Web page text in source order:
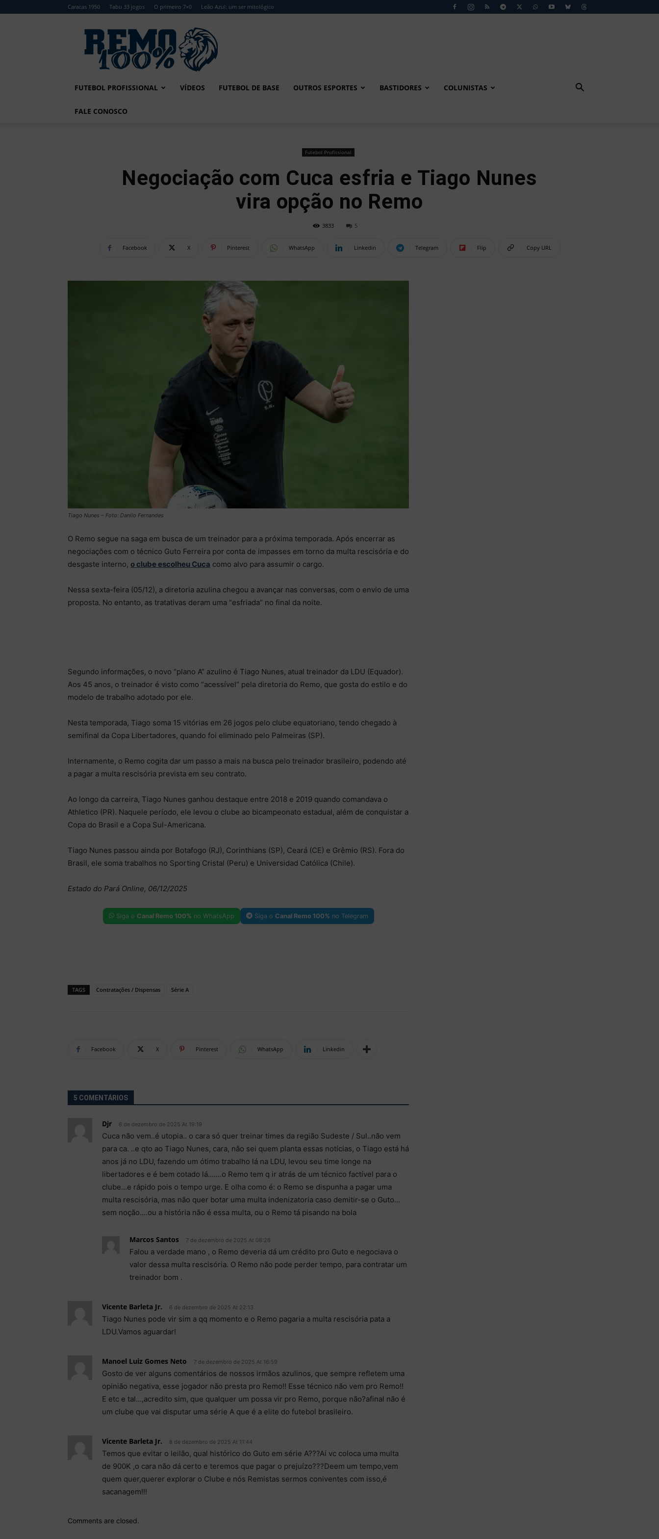
Caracas 1950 Tabu 33 jogos O primeiro 7×0 Leão Azul: um ser mitológico
Remo
FUTEBOL PROFISSIONAL VÍDEOS FUTEBOL DE BASE OUTROS ESPORTES BASTIDORES COLUNISTAS
FALE CONOSCO
Futebol Profissional
Negociação com Cuca esfria e Tiago Nunes
vira opção no Remo
3833 5
Facebook X Pinterest WhatsApp Linkedin Telegram Flip Copy URL
Tiago Nunes – Foto: Danilo Fernandes
O Remo segue na saga em busca de um treinador para a próxima temporada. Após encerrar as
negociações com o técnico Guto Ferreira por conta de impasses em torno da multa rescisória e do
desgaste interno, o clube escolheu Cuca como alvo para assumir o cargo.
Nessa sexta-feira (05/12), a diretoria azulina chegou a avançar nas conversas, com o envio de uma
proposta. No entanto, as tratativas deram uma “esfriada” no final da noite.
Segundo informações, o novo “plano A” azulino é Tiago Nunes, atual treinador da LDU (Equador).
Aos 45 anos, o treinador é visto como “acessível” pela diretoria do Remo, que gosta do estilo e do
modelo de trabalho adotado por ele.
Nesta temporada, Tiago soma 15 vitórias em 26 jogos pelo clube equatoriano, tendo chegado à
semifinal da Copa Libertadores, quando foi eliminado pelo Palmeiras (SP).
Internamente, o Remo cogita dar um passo a mais na busca pelo treinador brasileiro, podendo até
a pagar a multa rescisória prevista em seu contrato.
Ao longo da carreira, Tiago Nunes ganhou destaque entre 2018 e 2019 quando comandava o
Athletico (PR). Naquele período, ele levou o clube ao bicampeonato estadual, além de conquistar a
Copa do Brasil e a Copa Sul-Americana.
Tiago Nunes passou ainda por Botafogo (RJ), Corinthians (SP), Ceará (CE) e Grêmio (RS). Fora do
Brasil, ele soma trabalhos no Sporting Cristal (Peru) e Universidad Católica (Chile).
Estado do Pará Online, 06/12/2025
Siga o Canal Remo 100% no WhatsApp Siga o Canal Remo 100% no Telegram
TAGS Contratações / Dispensas Série A
Facebook X Pinterest WhatsApp Linkedin
5 COMENTÁRIOS
Djr 6 de dezembro de 2025 At 19:19
Cuca não vem..é utopia.. o cara só quer treinar times da região Sudeste / Sul..não vem
para ca. ..e qto ao Tiago Nunes, cara, não sei quem planta essas notícias, o Tiago está há
anos já no LDU, fazendo um ótimo trabalho lá na LDU, levou seu time longe na
libertadores e é bem cotado lá…….o Remo tem q ir atrás de um técnico factível para o
clube…e rápido pois o tempo urge. E olha como é: o Remo se dispunha a pagar uma
multa rescisória, mas não quer botar uma multa indenizatoria caso demitir-se o Guto…
sem noção….ou a história não é essa multa, ou o Remo tá pisando na bola
Marcos Santos 7 de dezembro de 2025 At 08:26
Falou a verdade mano , o Remo deveria dá um crédito pro Guto e negociava o
valor dessa multa rescisória. O Remo não pode perder tempo, para contratar um
treinador bom .
Vicente Barleta Jr. 6 de dezembro de 2025 At 22:13
Tiago Nunes pode vir sim a qq momento e o Remo pagaria a multa rescisória pata a
LDU.Vamos aguardar!
Manoel Luiz Gomes Neto 7 de dezembro de 2025 At 16:59
Gosto de ver alguns comentários de nossos irmãos azulinos, que sempre refletem uma
opinião negativa, esse jogador não presta pro Remo!! Esse técnico não vem pro Remo!!
E etc e tal…,acredito sim, que qualquer um possa vir pro Remo, porque não?afinal não é
um clube que vai disputar uma série A que é a elite do futebol brasileiro.
Vicente Barleta Jr. 8 de dezembro de 2025 At 11:44
Temos que evitar o leilão, qual histórico do Guto em série A???Aí vc coloca uma multa
de 900K ,o cara não dá certo e teremos que pagar o prejuízo???Deem um tempo,vem
quem quer,querer explorar o Clube e nós Remistas sermos coniventes com isso,é
sacanagem!!!
Comments are closed.